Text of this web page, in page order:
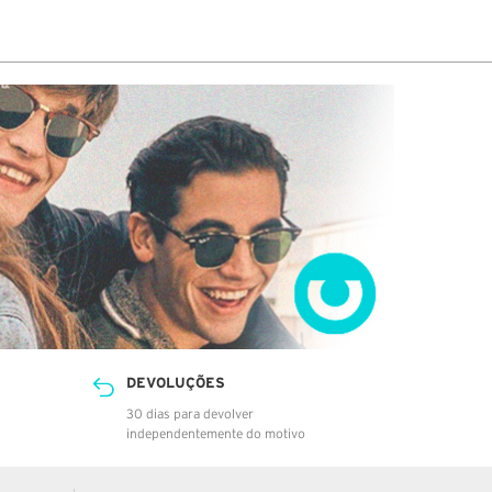
DEVOLUÇÕES
30 dias para devolver
independentemente do motivo